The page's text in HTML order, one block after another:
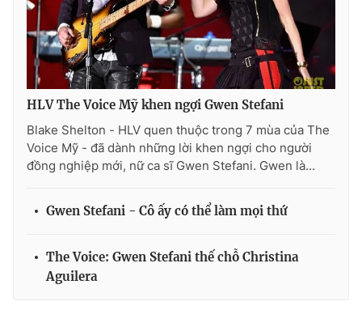
THỜI BÁO VTV
Theo dõi báo trên
Cơ quan chủ quản:
Đài Truyền hình Việt Nam
Giấy phép hoạt động báo in và báo điện tử số 483/GP-BTTTT
cấp ngày 29/12/2023
Tổng Biên tập:
HLV The Voice Mỹ khen ngợi Gwen Stefani
Blake Shelton - HLV quen thuộc trong 7 mùa của The
Voice Mỹ - đã dành những lời khen ngợi cho người
đồng nghiệp mới, nữ ca sĩ Gwen Stefani. Gwen là...
Gwen Stefani - Cô ấy có thể làm mọi thứ
The Voice: Gwen Stefani thế chỗ Christina
Aguilera